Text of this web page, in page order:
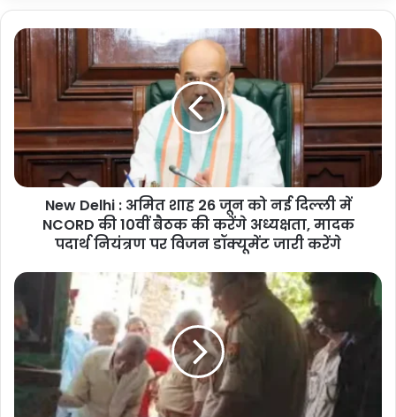
New
Delhi
अमित
26
जून
नई
10वीं
की
करेंगे
अध्यक्षता,
मादक
New Delhi : अमित शाह 26 जून को नई दिल्ली में
NCORD की 10वीं बैठक की करेंगे अध्यक्षता, मादक
पदार्थ नियंत्रण पर विजन डॉक्यूमेंट जारी करेंगे
Noida
Case:
आंवला
निवासी
युवक